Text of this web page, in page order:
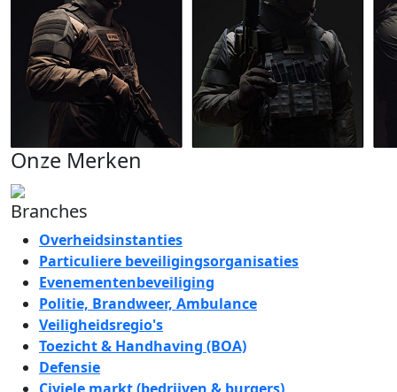
Onze Merken
Branches
Overheidsinstanties
Particuliere beveiligingsorganisaties
Evenementenbeveiliging
Politie, Brandweer, Ambulance
Veiligheidsregio's
Toezicht & Handhaving (BOA)
Defensie